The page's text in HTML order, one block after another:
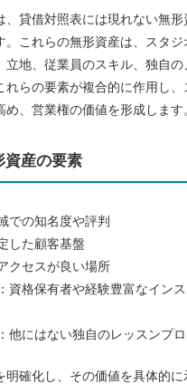
、貸借対照表には現れない無形
。これらの無形資産は、スタジ
立地、従業員のスキル、独自の
れらの要素が複合的に作用し
、営業権の価値を形成します
資産の要素
での知名度や評判
した顧客基盤
クセスが良い場所
資格保有者や経験豊富なイン
他にはない独自のレッスンプ
明確化し、その価値を具体的に